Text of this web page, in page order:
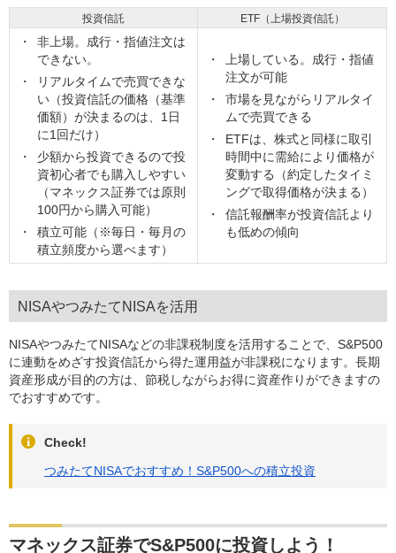
投資信託 ETF（上場投資信託）
非上場。成行・指値注文は
できない。
リアルタイムで売買できな
い（投資信託の価格（基準
価額）が決まるのは、1日
に1回だけ）
少額から投資できるので投
資初心者でも購入しやすい
（マネックス証券では原則
100円から購入可能）
積立可能（※毎日・毎月の
積立頻度から選べます）
上場している。成行・指値
注文が可能
市場を見ながらリアルタイ
ムで売買できる
ETFは、株式と同様に取引
時間中に需給により価格が
変動する（約定したタイミ
ングで取得価格が決まる）
信託報酬率が投資信託より
も低めの傾向
NISAやつみたてNISAを活用
NISAやつみたてNISAなどの非課税制度を活用することで、S&P500
に連動をめざす投資信託から得た運用益が非課税になります。長期
資産形成が目的の方は、節税しながらお得に資産作りができますの
でおすすめです。
Check!
つみたてNISAでおすすめ！S&P500への積立投資
マネックス証券でS&P500に投資しよう！